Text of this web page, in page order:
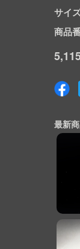
サイ
商品
最新